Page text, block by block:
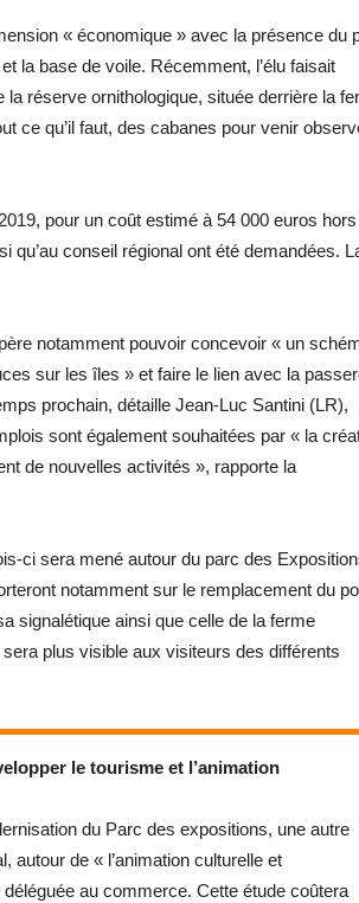
« économique » avec la présence du
la base de voile. Récemment, l’élu faisait
réserve ornithologique, située derrière la
ce qu’il faut, des cabanes pour venir
pour un coût estimé à 54 000 euros hors
qu’au conseil régional ont été demandées.
notamment pouvoir concevoir « un
sur les îles » et faire le lien avec la
prochain, détaille Jean-Luc Santini (LR),
sont également souhaitées par « la
de nouvelles activités », rapporte la
ci sera mené autour du parc des
notamment sur le remplacement du
signalétique ainsi que celle de la ferme
plus visible aux visiteurs des différents
le tourisme et l’animation
du Parc des expositions, une autre
autour de « l’animation culturelle et
au commerce. Cette étude coûtera